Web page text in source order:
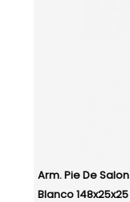
Arm. Pie De
Blanco